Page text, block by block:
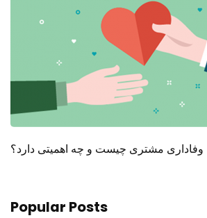
مشتری چیست و چه اهمیتی دارد؟
Popular Posts